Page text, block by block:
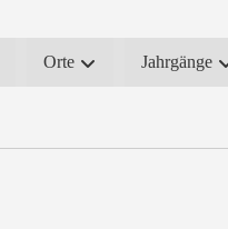
Orte Jahrgänge